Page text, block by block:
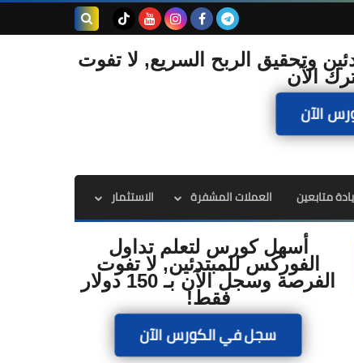
وتحقيق الربح السريع, لا تفوت
الآن
الآن
متابعين العملات المشفرة الاستثمار
أسهل كورس لتعلم تداول
الفوركس للمبتدئين, لا تفوت
الفرصة وسجل الآن بـ 150 دولار
فقط!
سجل في الكورس الآن